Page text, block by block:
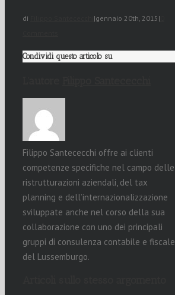
di |gennaio 20th, 2015 |
Condividi questo articolo su
Filippo Santececchi offre ai clienti
competenze specifiche nel campo delle
ristrutturazioni aziendali, del tax
planning e dell’internazionalizzazione
sviluppate anche nel corso della sua
collaborazione con uno dei principali
gruppi di consulenza contabile e fiscale
del Lussemburgo.